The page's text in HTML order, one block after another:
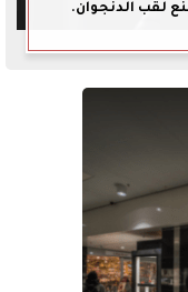
لقب الدنجوان.